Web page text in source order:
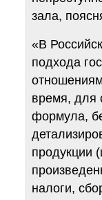
зала,
«В
подхода
время, для
формула,
продукции
налоги,